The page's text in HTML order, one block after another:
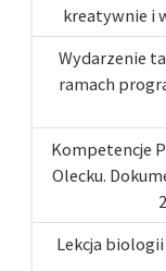
kreatywnie i
Wydarzenie
ramach
Kompetencje
Olecku.
Lekcja